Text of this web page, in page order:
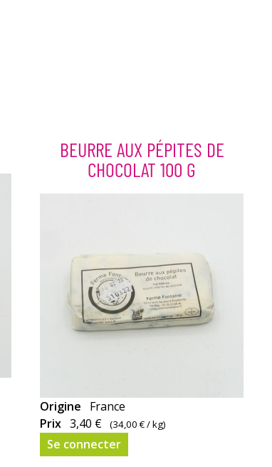
BEURRE AUX PÉPITES DE
CHOCOLAT 100 G
Origine
France
Prix 3,40 € (34,00 €/ kg)
Se connecter